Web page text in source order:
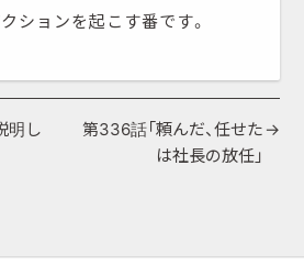
ションを起こす番です。
第336話「頼んだ、任せた
は社長の放任」
明し